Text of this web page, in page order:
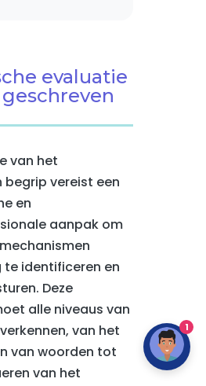
evaluatie
van het
begrip vereist een
en
aanpak om
te identificeren en
Deze
alle niveaus van
van het
van woorden tot
van het
1